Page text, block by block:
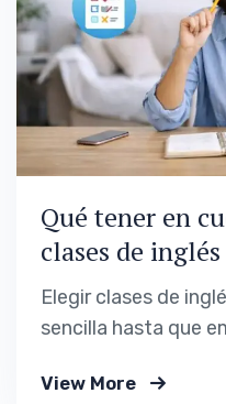
Qué tener en
clases de inglés
Elegir clases de
sencilla hasta que
particulares, clases
View More